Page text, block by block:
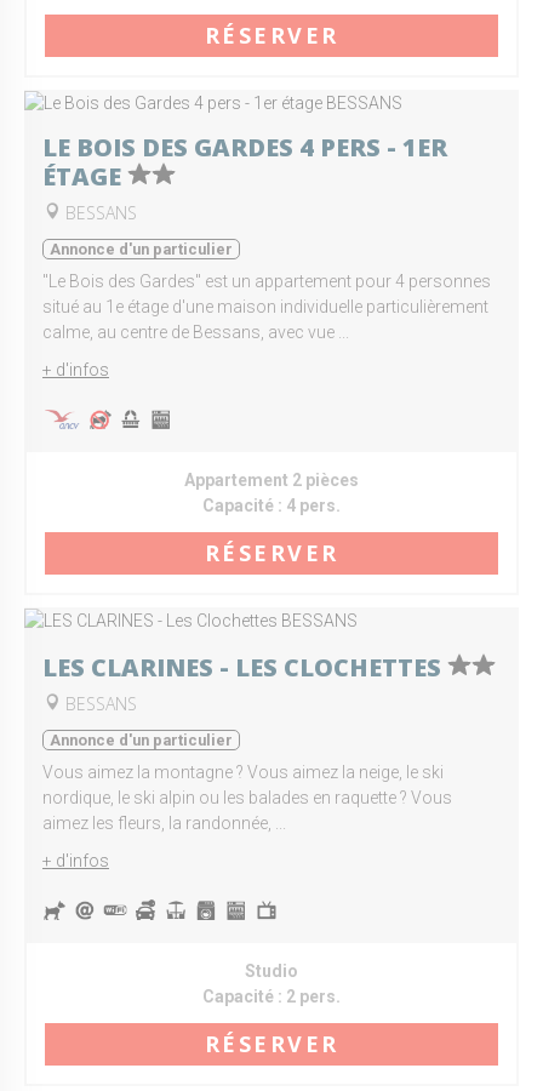
RÉSERVER
LE BOIS DES GARDES 4 PERS - 1ER
ÉTAGE
BESSANS
Annonce d'un particulier
"Le Bois des Gardes" est un appartement pour 4 personnes
situé au 1e étage d'une maison individuelle particulièrement
calme, au centre de Bessans, avec vue ...
+ d'infos
Appartement 2 pièces
Capacité : 4 pers.
RÉSERVER
LES CLARINES - LES CLOCHETTES
BESSANS
Annonce d'un particulier
Vous aimez la montagne ? Vous aimez la neige, le ski
nordique, le ski alpin ou les balades en raquette ? Vous
aimez les fleurs, la randonnée, ...
+ d'infos
Studio
Capacité : 2 pers.
RÉSERVER